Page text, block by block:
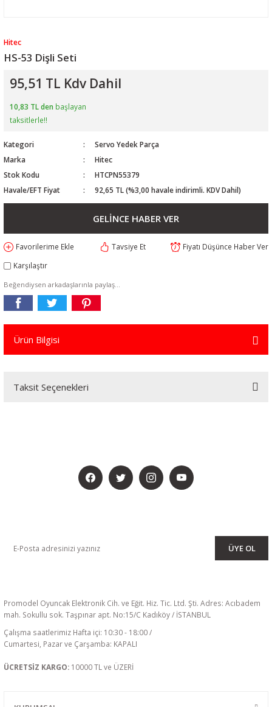
Hitec
HS-53 Dişli Seti
95,51 TL Kdv Dahil
10,83 TL den başlayan
taksitlerle!!
Kategori
Servo Yedek Parça
Marka
Hitec
Stok Kodu
HTCPN55379
Havale/EFT Fiyat
92,65 TL (%3,00 havale indirimli. KDV Dahil)
GELİNCE HABER VER
Tavsiye Et
Fiyatı Düşünce Haber Ver
Karşılaştır
Beğendiysen arkadaşlarınla paylaş...
Ürün Bilgisi
Taksit Seçenekleri
ÜYE OL
Promodel Oyuncak Elektronik Cih. ve Eğit. Hiz. Tic. Ltd. Şti. Adres: Acıbadem
mah. Sokullu sok. Taşpınar apt. No:15/C Kadıköy / İSTANBUL
Çalışma saatlerimiz Hafta içi: 10:30 - 18:00 /
Cumartesi, Pazar ve Çarşamba: KAPALI
ÜCRETSİZ KARGO: 10000 TL ve ÜZERİ